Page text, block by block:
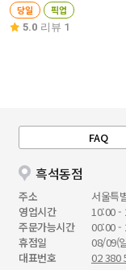
당일 픽업
5.0 리뷰 1
FAQ
흑석동점
주소
서울특
영업시간
10:00 -
주문가능시간
00:00 -
휴점일
08/09(
대표번호
02 380